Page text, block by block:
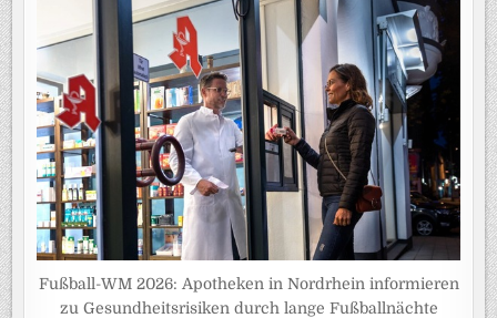
Fußball-WM 2026: Apotheken in Nordrhein informieren
zu Gesundheitsrisiken durch lange Fußballnächte